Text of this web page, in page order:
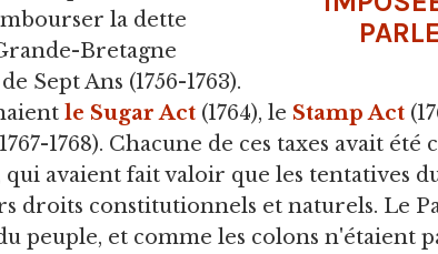
la dette
Bretagne
Sept Ans (1756-1763).
le Sugar Act (1764), le Stamp Act
1768). Chacune de ces taxes avait
qui avaient fait valoir que les tentatives
droits constitutionnels et naturels. Le
peuple, et comme les colons n'étaient